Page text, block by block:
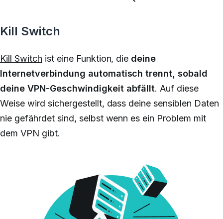
Kill Switch
Kill Switch ist eine Funktion, die deine
Internetverbindung automatisch trennt, sobald
deine VPN-Geschwindigkeit abfällt. Auf diese
Weise wird sichergestellt, dass deine sensiblen Daten
nie gefährdet sind, selbst wenn es ein Problem mit
dem VPN gibt.